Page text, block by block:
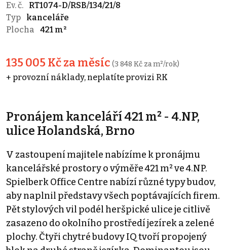
Ev. č.
RT1074-D/RSB/134/21/8
Typ
kanceláře
Plocha
421 m²
135 005 Kč za měsíc (3 848 Kč za m²/rok)
+ provozní náklady, neplatíte provizi RK
Pronájem kanceláří 421 m² - 4.NP,
ulice Holandská, Brno
V zastoupení majitele nabízíme k pronájmu
kancelářské prostory o výměře 421 m² ve 4.NP.
Spielberk Office Centre nabízí různé typy budov,
aby naplnil představy všech poptávajících firem.
Pět stylových vil podél heršpické ulice je citlivě
zasazeno do okolního prostředí jezírek a zelené
plochy. Čtyři chytré budovy IQ tvoří propojený